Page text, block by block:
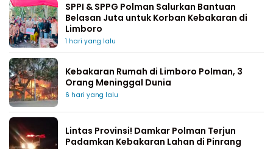
SPPI & SPPG Polman Salurkan Bantuan
Belasan Juta untuk Korban Kebakaran di
Limboro
1 hari yang lalu
Kebakaran Rumah di Limboro Polman, 3
Orang Meninggal Dunia
6 hari yang lalu
Lintas Provinsi! Damkar Polman Terjun
Padamkan Kebakaran Lahan di Pinrang